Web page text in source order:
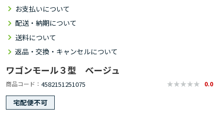
お支払いについて
配送・納期について
送料について
返品・交換・キャンセルについて
ワゴンモール３型 ベージュ
商品コード 4582151251075 0.0
宅配便不可